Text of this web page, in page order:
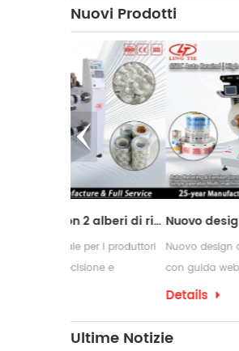
Nuovi Prodotti
Macchina da taglio con 2 alberi di riavvolgimento
Nuovo design del contatore
con guida web
Ultime Notizie